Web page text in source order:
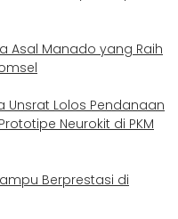
Asal Manado yang Raih
Lolos Pendanaan
Neurokit di PKM
Berprestasi di